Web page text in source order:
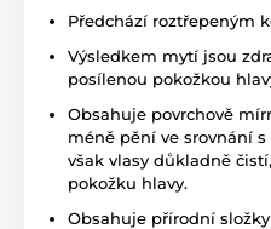
Předchází roztřepeným
Výsledkem mytí jsou
posílenou pokožkou
Obsahuje povrchově
méně pění ve srovnání
však vlasy důkladně
pokožku hlavy.
Obsahuje přírodní